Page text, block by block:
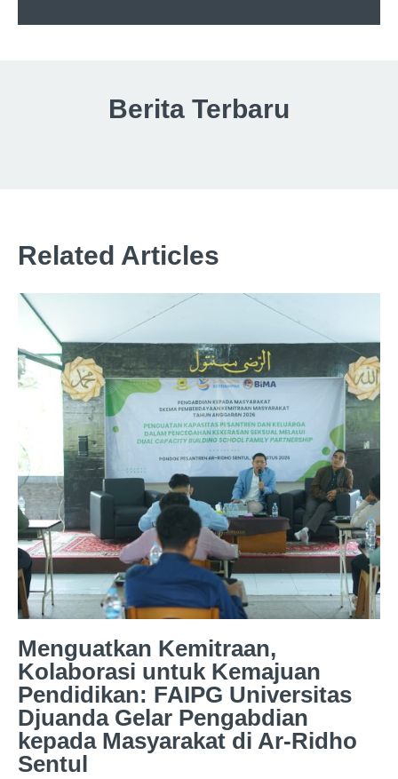
Berita Terbaru
Related Articles
Menguatkan Kemitraan,
Kolaborasi untuk Kemajuan
Pendidikan: FAIPG Universitas
Djuanda Gelar Pengabdian
kepada Masyarakat di Ar-Ridho
Sentul